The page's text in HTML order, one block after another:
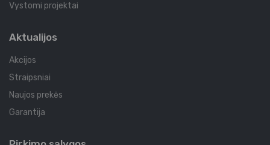
Vystomi projektai
Aktualijos
Akcijos
Straipsniai
Naujos prekės
Garantija